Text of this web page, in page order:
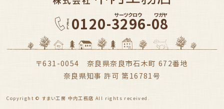
0120-3296-08
サーツクロウ ワガヤ
〒631-0054 奈良県奈良市石木町 672番地
奈良県知事 許可 第16781号
Copyright © すまい工房 中内工務店 All rights received.